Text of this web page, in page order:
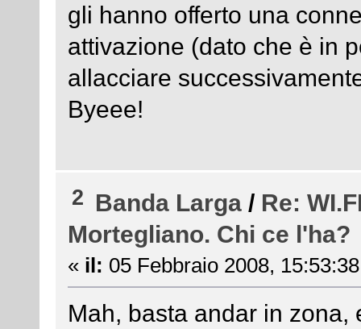
gli hanno offerto una
attivazione (dato che è in
allacciare
Byeee!
2 Banda Larga / Re:
Mortegliano. Chi ce l'ha?
« il: 05 Febbraio 2008,
Mah, basta andar in